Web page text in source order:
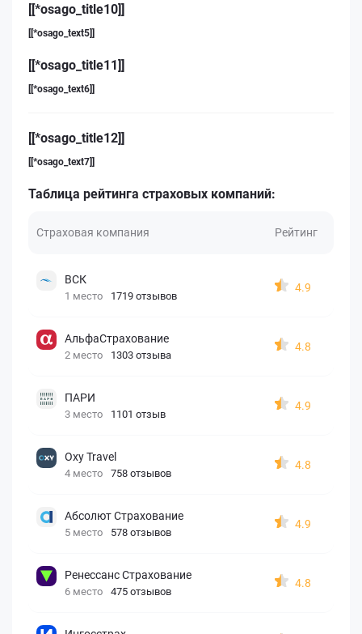
[[*osago_title10]]
[[*osago_text5]]
[[*osago_title11]]
[[*osago_text6]]
[[*osago_title12]]
[[*osago_text7]]
Таблица рейтинга страховых компаний:
Страховая компания Рейтинг
ВСК
1 место 1719 отзывов
4.9
АльфаСтрахование
2 место 1303 отзыва
4.8
ПАРИ
3 место 1101 отзыв
4.9
Oxy Travel
4 место 758 отзывов
4.8
Абсолют Страхование
5 место 578 отзывов
4.9
Ренессанс Страхование
6 место 475 отзывов
4.8